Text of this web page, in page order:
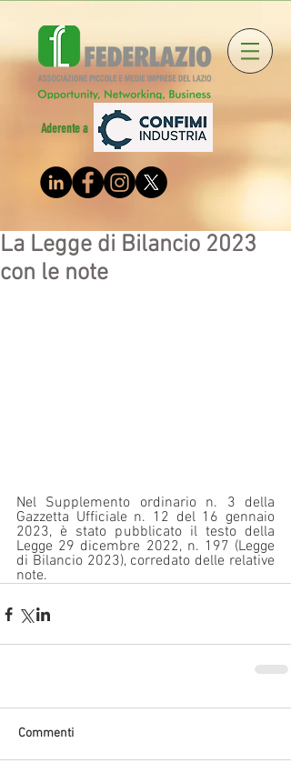
Aderente a
La Legge di Bilancio 2023
con le note
Nel Supplemento ordinario n. 3 della
Gazzetta Ufficiale n. 12 del 16 gennaio
2023, è stato pubblicato il testo della
Legge 29 dicembre 2022, n. 197 (Legge
di Bilancio 2023), corredato delle relative
note.
Commenti